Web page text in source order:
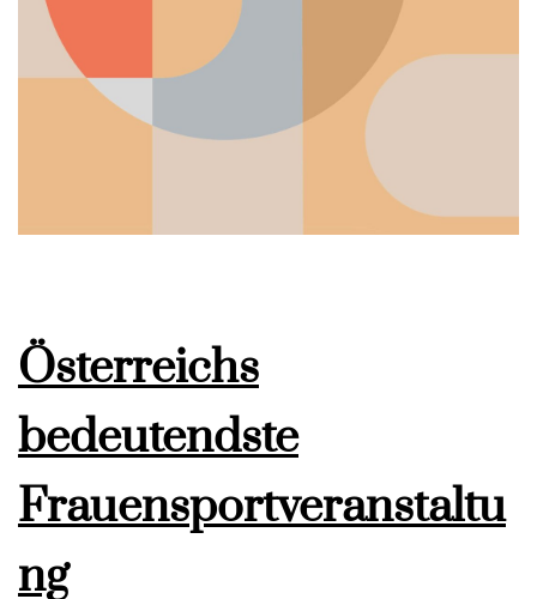
Österreichs
bedeutendste
Frauensportveranstaltu
ng